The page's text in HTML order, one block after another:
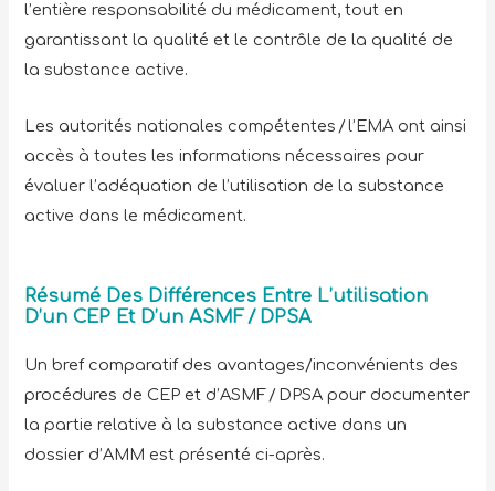
l’entière responsabilité du médicament, tout en
garantissant la qualité et le contrôle de la qualité de
la substance active.
Les autorités nationales compétentes / l’EMA ont ainsi
accès à toutes les informations nécessaires pour
évaluer l’adéquation de l’utilisation de la substance
active dans le médicament.
Résumé Des Différences Entre L’utilisation
D’un CEP Et D’un ASMF / DPSA
Un bref comparatif des avantages/inconvénients des
procédures de CEP et d’ASMF / DPSA pour documenter
la partie relative à la substance active dans un
dossier d’AMM est présenté ci-après.